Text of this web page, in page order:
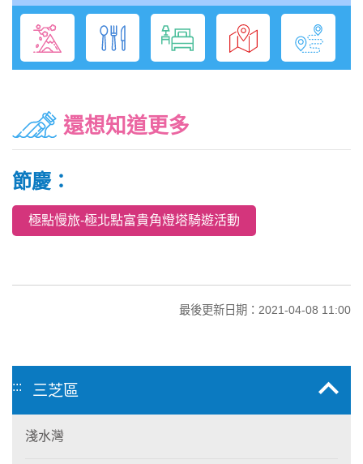
還想知道更多
節慶：
極點慢旅-極北點富貴角燈塔騎遊活動
最後更新日期：2021-04-08 11:00
::: 三芝區
淺水灣